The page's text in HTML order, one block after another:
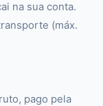
na sua conta.
(máx.
pago pela